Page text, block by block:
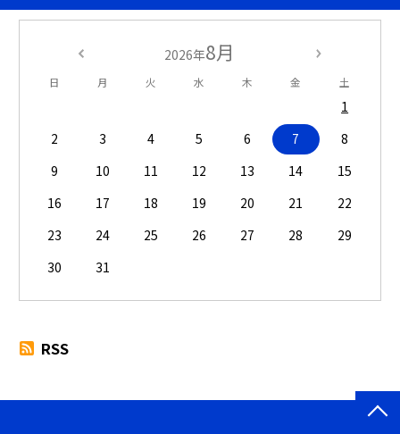
2026年8月
日 月 火 水 木 金 土
1
2
3 4 5 6 7
8
9
10 11 12 13 14
15
16
17 18 19 20 21
22
23
24 25 26 27 28
29
30
31
RSS